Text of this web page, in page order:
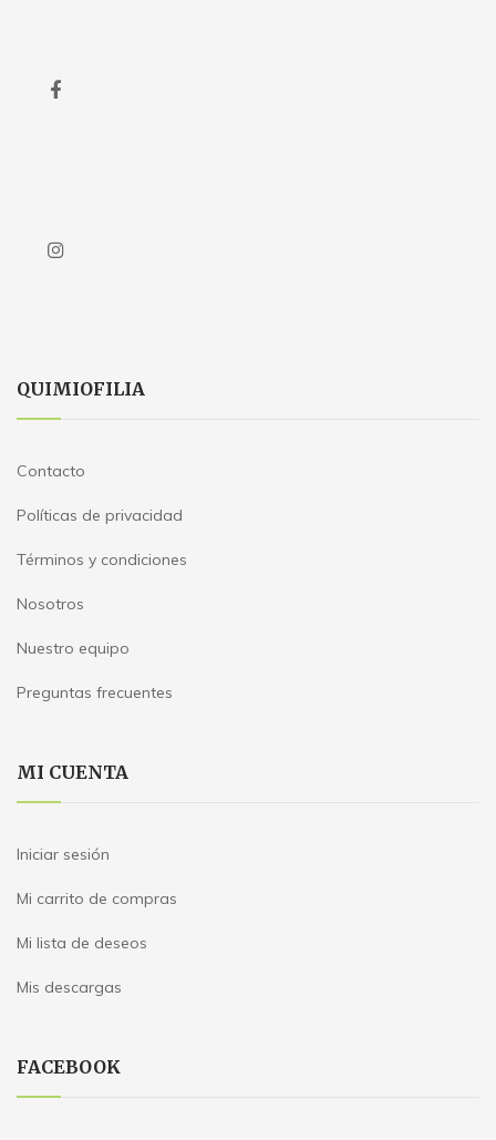
QUIMIOFILIA
Contacto
Políticas de privacidad
Términos y condiciones
Nosotros
Nuestro equipo
Preguntas frecuentes
MI CUENTA
Iniciar sesión
Mi carrito de compras
Mi lista de deseos
Mis descargas
FACEBOOK